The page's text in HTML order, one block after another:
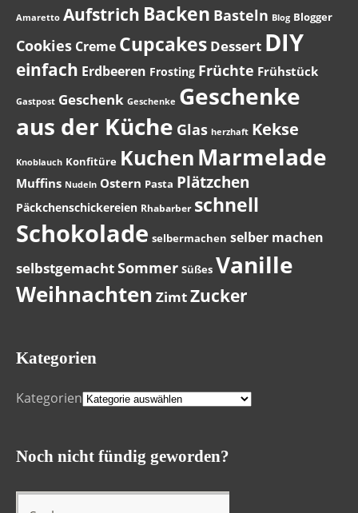
Amaretto Aufstrich Backen Basteln Blog Blogger
Cookies Creme Cupcakes Dessert DIY
einfach Erdbeeren Frosting Früchte Frühstück
Gastpost Geschenk Geschenke Geschenke
aus der Küche Glas herzhaft Kekse
Knoblauch Konfitüre Kuchen Marmelade
Muffins Nudeln Ostern Pasta Plätzchen
Päckchenschickereien Rhabarber schnell
Schokolade selbermachen selber machen
selbstgemachtSommer Süßes Vanille
Weihnachten ZimtZucker
Kategorien
Kategorien
Noch nicht fündig geworden?